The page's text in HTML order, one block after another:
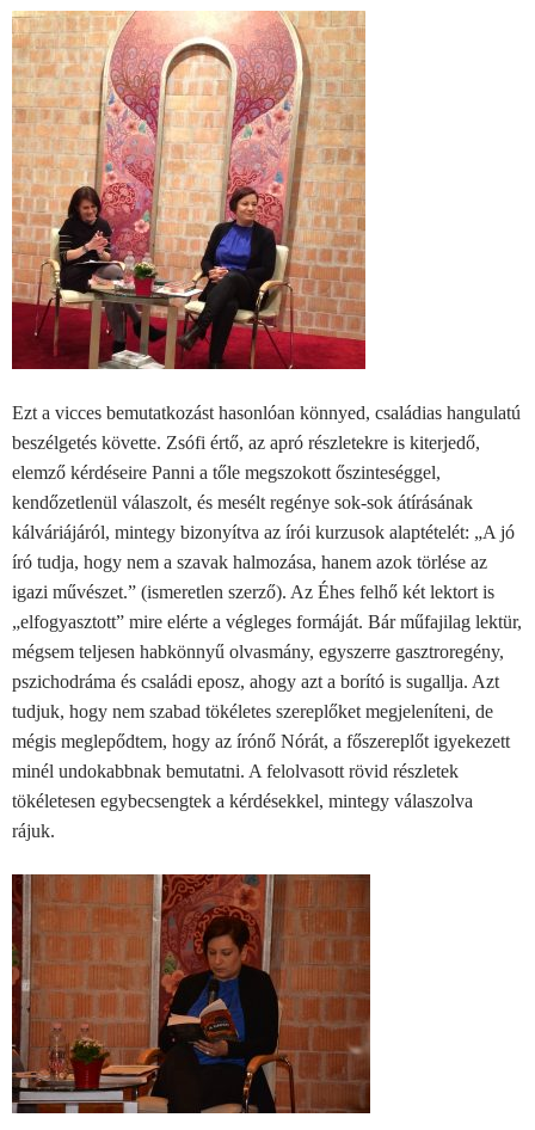
Ezt a vicces bemutatkozást hasonlóan könnyed, családias hangulatú
beszélgetés követte. Zsófi értő, az apró részletekre is kiterjedő,
elemző kérdéseire Panni a tőle megszokott őszinteséggel,
kendőzetlenül válaszolt, és mesélt regénye sok-sok átírásának
kálváriájáról, mintegy bizonyítva az írói kurzusok alaptételét: „A jó
író tudja, hogy nem a szavak halmozása, hanem azok törlése az
igazi művészet.” (ismeretlen szerző). Az Éhes felhő két lektort is
„elfogyasztott” mire elérte a végleges formáját. Bár műfajilag lektür,
mégsem teljesen habkönnyű olvasmány, egyszerre gasztroregény,
pszichodráma és családi eposz, ahogy azt a borító is sugallja. Azt
tudjuk, hogy nem szabad tökéletes szereplőket megjeleníteni, de
mégis meglepődtem, hogy az írónő Nórát, a főszereplőt igyekezett
minél undokabbnak bemutatni. A felolvasott rövid részletek
tökéletesen egybecsengtek a kérdésekkel, mintegy válaszolva
rájuk.